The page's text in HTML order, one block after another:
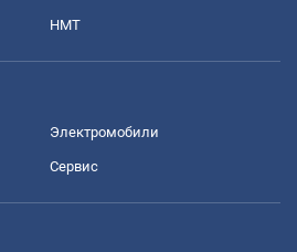
НМТ
Электромобили
Сервис